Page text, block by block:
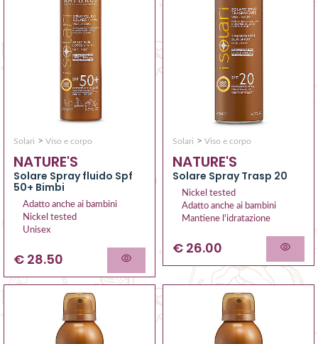
Solari > Viso e corpo
NATURE'S
Solare Spray fluido Spf
50+ Bimbi
Adatto anche ai bambini
Nickel tested
Unisex
€ 28.50
Solari > Viso e corpo
NATURE'S
Solare Spray Trasp 20
Nickel tested
Adatto anche ai bambini
Mantiene l'idratazione
€ 26.00